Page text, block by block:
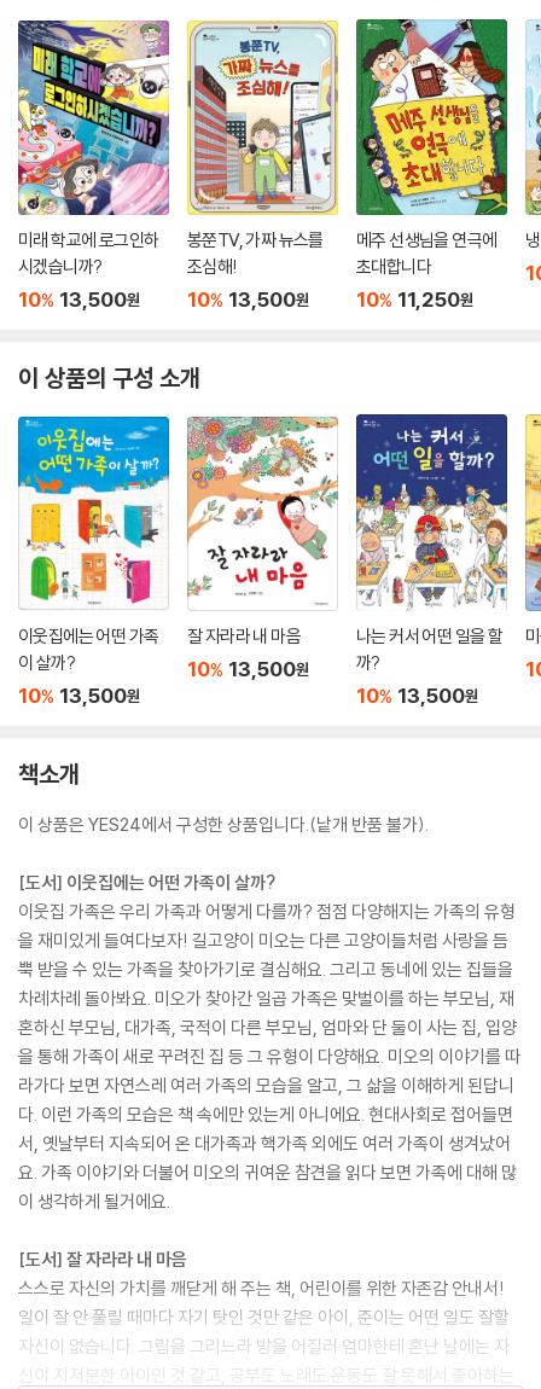
미래 학교에 로그인하
시겠습니까?
10% 13,500원
봉쭌TV, 가짜 뉴스를
조심해!
10% 13,500원
메주 선생님을 연극에
초대합니다
10% 11,250원
이 상품의 구성 소개
이웃집에는 어떤 가족
이 살까?
10% 13,500원
잘 자라라 내 마음
10% 13,500원
나는 커서 어떤 일을 할
까?
10% 13,500원
책소개
이 상품은 YES24에서 구성한 상품입니다.(낱개 반품 불가).
[도서] 이웃집에는 어떤 가족이 살까?
이웃집 가족은 우리 가족과 어떻게 다를까? 점점 다양해지는 가족의 유형
을 재미있게 들여다보자! 길고양이 미오는 다른 고양이들처럼 사랑을 듬
뿍 받을 수 있는 가족을 찾아가기로 결심해요. 그리고 동네에 있는 집들을
차례차례 돌아봐요. 미오가 찾아간 일곱 가족은 맞벌이를 하는 부모님, 재
혼하신 부모님, 대가족, 국적이 다른 부모님, 엄마와 단 둘이 사는 집, 입양
을 통해 가족이 새로 꾸려진 집 등 그 유형이 다양해요. 미오의 이야기를 따
라가다 보면 자연스레 여러 가족의 모습을 알고, 그 삶을 이해하게 된답니
다. 이런 가족의 모습은 책 속에만 있는게 아니에요. 현대사회로 접어들면
서, 옛날부터 지속되어 온 대가족과 핵가족 외에도 여러 가족이 생겨났어
요. 가족 이야기와 더불어 미오의 귀여운 참견을 읽다 보면 가족에 대해 많
이 생각하게 될거에요.
[도서] 잘 자라라 내 마음
스스로 자신의 가치를 깨닫게 해 주는 책, 어린이를 위한 자존감 안내서!
일이 잘 안 풀릴 때마다 자기 탓인 것만 같은 아이, 준이는 어떤 일도 잘할
자신이 없습니다. 그림을 그리느라 방을 어질러 엄마한테 혼난 날에는 자
신이 지저분한 아이인 것 같고, 공부도 노래도 운동도 잘 못해서 좋아하는